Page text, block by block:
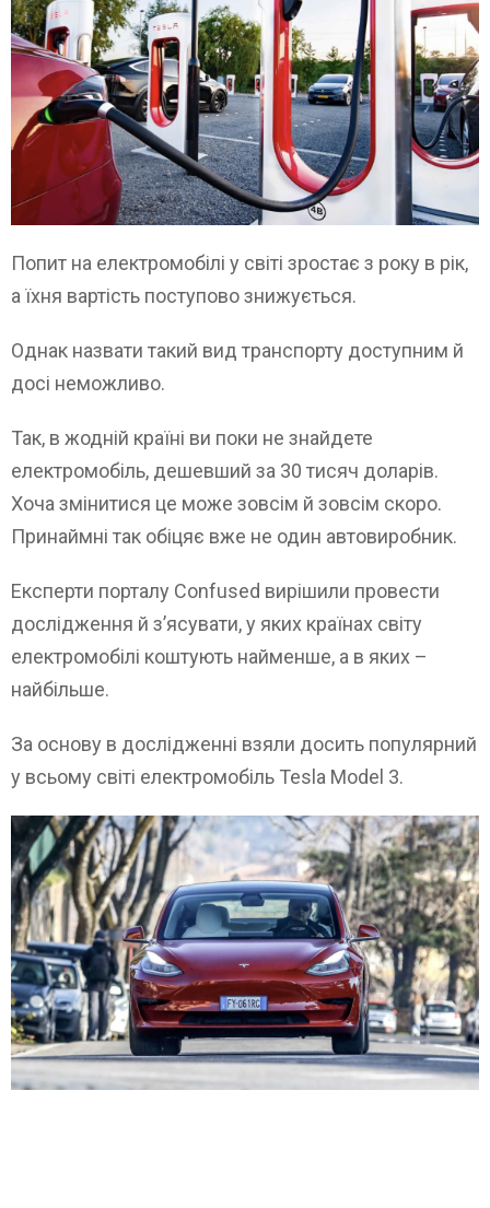
Попит на електромобілі у світі зростає з року в рік,
а їхня вартість поступово знижується.
Однак назвати такий вид транспорту доступним й
досі неможливо.
Так, в жодній країні ви поки не знайдете
електромобіль, дешевший за 30 тисяч доларів.
Хоча змінитися це може зовсім й зовсім скоро.
Принаймні так обіцяє вже не один автовиробник.
Експерти порталу Confused вирішили провести
дослідження й з’ясувати, у яких країнах світу
електромобілі коштують найменше, а в яких –
найбільше.
За основу в дослідженні взяли досить популярний
у всьому світі електромобіль Tesla Model 3.